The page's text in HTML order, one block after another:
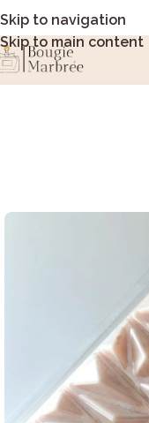
Skip to navigation
Skip to main content